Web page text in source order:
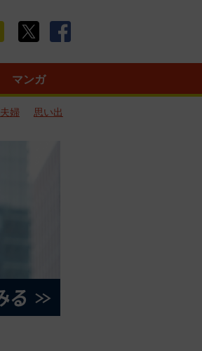
マンガ
夫婦
思い出